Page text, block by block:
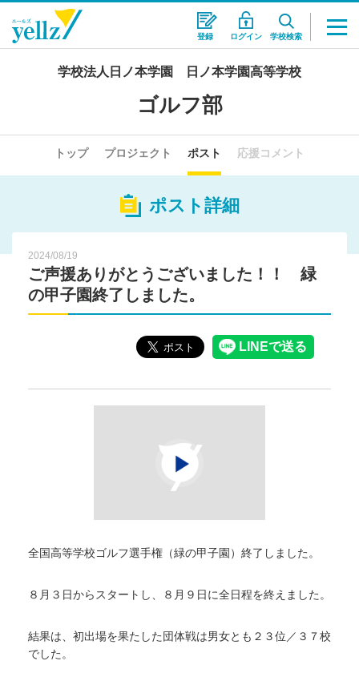
登録 ログイン 学校検索
学校法人日ノ本学園 日ノ本学園高等学校
ゴルフ部
トップ プロジェクト ポスト 応援コメント
ポスト詳細
2024/08/19
ご声援ありがとうございました！！ 緑
の甲子園終了しました。
全国高等学校ゴルフ選手権（緑の甲子園）終了しました。
８月３日からスタートし、８月９日に全日程を終えました。
結果は、初出場を果たした団体戦は男女とも２３位／３７校
でした。